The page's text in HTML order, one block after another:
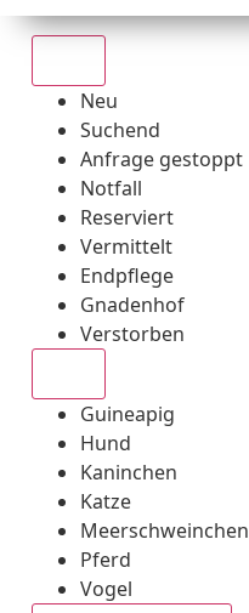
Neu
Suchend
Anfrage gestoppt
Notfall
Reserviert
Vermittelt
Endpflege
Gnadenhof
Verstorben
Guineapig
Hund
Kaninchen
Katze
Meerschweinchen
Pferd
Vogel